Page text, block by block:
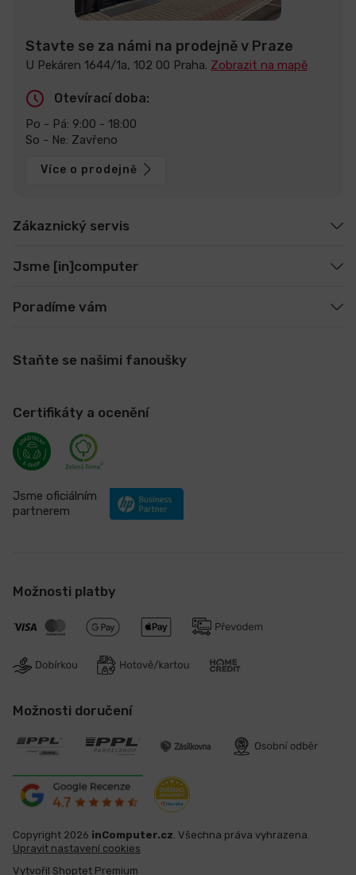
Stavte se za námi na prodejně v Praze
U Pekáren 1644/1a, 102 00 Praha. Zobrazit na mapě
Otevírací doba:
Po - Pá: 9:00 - 18:00
So - Ne: Zavřeno
Více o prodejně
Zákaznický servis
Jsme [in]computer
Poradíme vám
Staňte se našimi fanoušky
Certifikáty a ocenění
Jsme oficiálním
partnerem
Možnosti platby
Možnosti doručení
Vytvořil Shoptet Premium
Copyright 2026 inComputer.cz. Všechna práva vyhrazena.
Upravit nastavení cookies